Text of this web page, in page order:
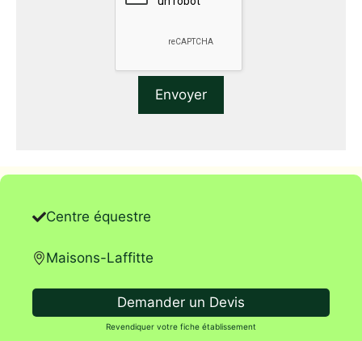
Centre équestre
Maisons-Laffitte
Demander un Devis
Revendiquer votre fiche établissement